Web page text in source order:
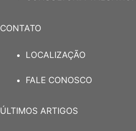
CONTATO
LOCALIZAÇÃO
FALE CONOSCO
ÚLTIMOS ARTIGOS